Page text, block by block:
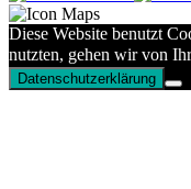
Diese Website benutzt
nutzten, gehen wir von
Datenschutzerklärung